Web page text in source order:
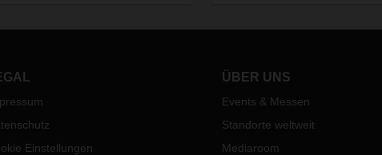
Schweizer Bergwelt enthält.
Einstellungen
ÜBER UNS
Events & Messen
Standorte weltweit
Mediaroom